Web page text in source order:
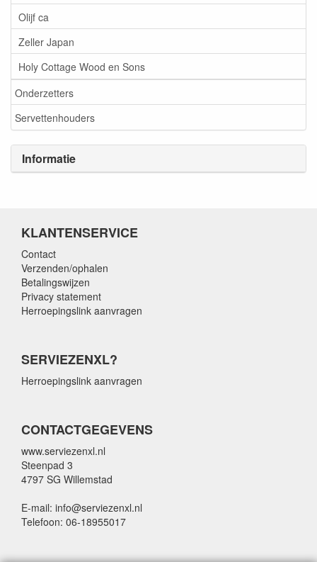
Olijf ca
Zeller Japan
Holy Cottage Wood en Sons
Onderzetters
Servettenhouders
Informatie
KLANTENSERVICE
Contact
Verzenden/ophalen
Betalingswijzen
Privacy statement
Herroepingslink aanvragen
SERVIEZENXL?
Herroepingslink aanvragen
CONTACTGEGEVENS
www.serviezenxl.nl
Steenpad 3
4797 SG Willemstad
E-mail: info@serviezenxl.nl
Telefoon: 06-18955017